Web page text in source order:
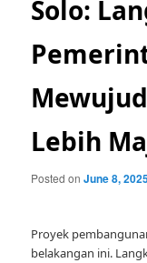
Solo:
Lebih
Posted onJune 8,
Proyek
belakangan ini.